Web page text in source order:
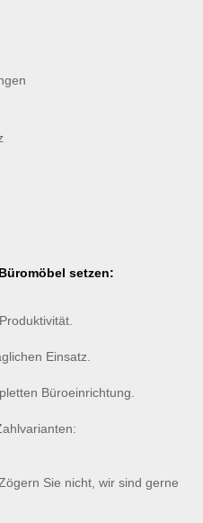
setzen:
Einsatz.
Büroeinrichtung.
Sie nicht, wir sind gerne